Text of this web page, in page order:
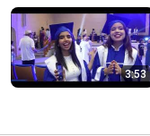
3:53